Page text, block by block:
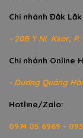
Chi nhánh Đăk Lăk
- 20B Y Ni Ksor,
Chi nhánh Online
- Dương Quảng
Hotline/Zalo:
0974 05 6969 -